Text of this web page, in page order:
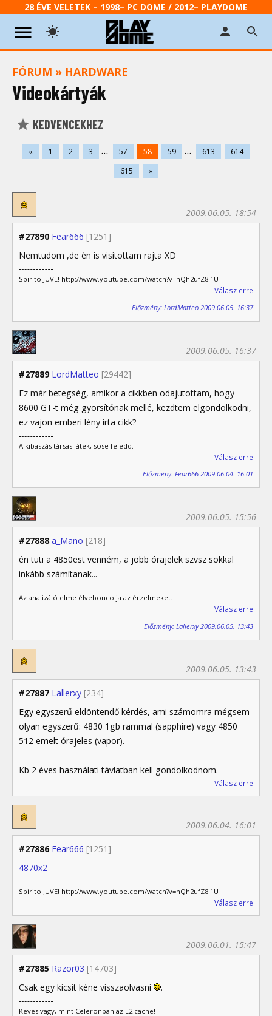
28 ÉVE VELETEK – 1998– PC DOME / 2012– PLAYDOME
FÓRUM » HARDWARE
Videokártyák
KEDVENCEKHEZ
« 1 2 3 ... 57 58 59 ... 613
614
615
»
#27890 Fear666 [1251]
2009.06.05. 18:54
Nemtudom ,de én is visítottam rajta XD
Spirito JUVE! http://www.youtube.com/watch?v=nQh2ufZ8I1U
Válasz erre
Előzmény: LordMatteo 2009.06.05. 16:37
#27889 LordMatteo [29442]
2009.06.05. 16:37
Ez már betegség, amikor a cikkben odajutottam, hogy
8600 GT-t még gyorsítónak mellé, kezdtem elgondolkodni,
ez vajon emberi lény írta cikk?
A kibaszás társas játék, sose feledd.
Válasz erre
Előzmény: Fear666 2009.06.04. 16:01
#27888 a_Mano [218]
2009.06.05. 15:56
én tuti a 4850est venném, a jobb órajelek szvsz sokkal
inkább számítanak...
Az analizáló elme élveboncolja az érzelmeket.
Válasz erre
Előzmény: Lallerxy 2009.06.05. 13:43
#27887 Lallerxy [234]
2009.06.05. 13:43
Egy egyszerű eldöntendő kérdés, ami számomra mégsem
olyan egyszerű: 4830 1gb rammal (sapphire) vagy 4850
512 emelt órajeles (vapor).
Kb 2 éves használati távlatban kell gondolkodnom.
Válasz erre
#27886 Fear666 [1251]
2009.06.04. 16:01
4870x2
Spirito JUVE! http://www.youtube.com/watch?v=nQh2ufZ8I1U
Válasz erre
#27885 Razor03 [14703]
2009.06.01. 15:47
Csak egy kicsit kéne visszaolvasni .
Kevés vagy, mint Celeronban az L2 cache!